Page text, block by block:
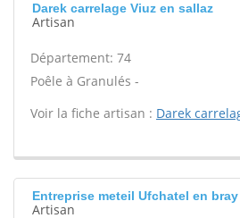
Darek carrelage Viuz en sallaz
Artisan
Département: 74
Poêle à Granulés -
Voir la fiche artisan : Darek
Entreprise meteil Ufchatel en bray
Artisan